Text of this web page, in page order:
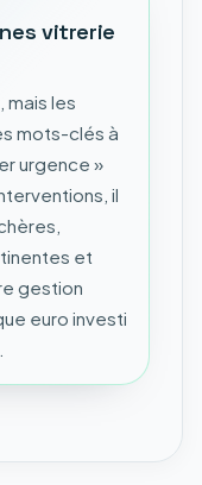
vitrerie
les
mots-clés à
urgence »
il
et
gestion
euro investi